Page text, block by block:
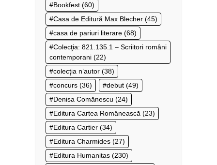
Bookfest (60)
Casa de Editură Max Blecher (45)
casa de pariuri literare (68)
Colecţia: 821.135.1 – Scriitori români
contemporani (22)
colecţia n’autor (38)
concurs (36) debut (49)
Denisa Comănescu (24)
Editura Cartea Românească (23)
Editura Cartier (34)
Editura Charmides (27)
Editura Humanitas (230)